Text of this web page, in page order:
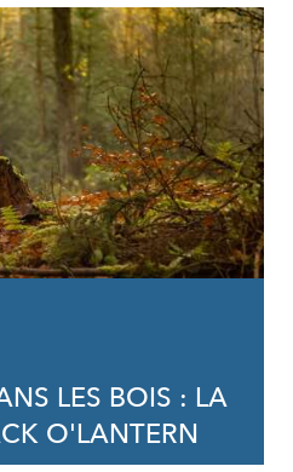
LES BOIS : LA
O'LANTERN